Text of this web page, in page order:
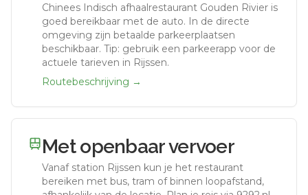
Chinees Indisch afhaalrestaurant Gouden Rivier is
goed bereikbaar met de auto. In de directe
omgeving zijn betaalde parkeerplaatsen
beschikbaar. Tip: gebruik een parkeerapp voor de
actuele tarieven in Rijssen.
Routebeschrijving →
Met openbaar vervoer
Vanaf station Rijssen kun je het restaurant
bereiken met bus, tram of binnen loopafstand,